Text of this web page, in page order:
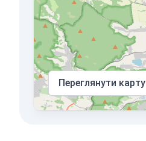
Переглянути карту